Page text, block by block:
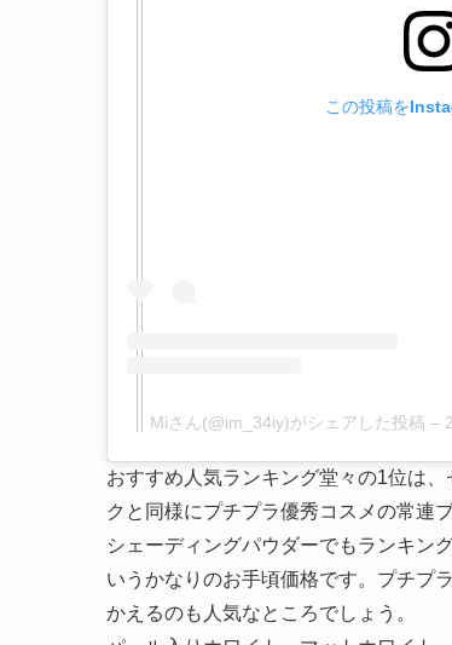
この投稿を
Miさん(@im_34iy)がシェアした投稿 –
おすすめ人気ランキング堂々の1位は
クと同様にプチプラ優秀コスメの常連
シェーディングパウダーでもランキン
いうかなりのお手頃価格です。プチプ
かえるのも人気なところでしょう。